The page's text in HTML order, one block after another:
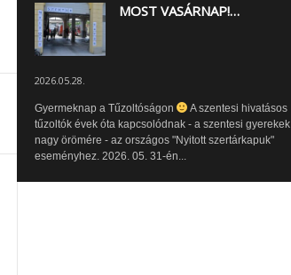
MOST VASÁRNAP!…
2026.05.28.
Gyermeknap a Tűzoltóságon
A szentesi hivatásos
tűzoltók évek óta kapcsolódnak - a szentesi gyerekek
nagy örömére - az országos "Nyitott szertárkapuk"
eseményhez. 2026. 05. 31-én...